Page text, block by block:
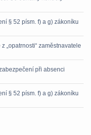
§ 52 písm. f) a g) zákoníku
„opatrnosti“ zaměstnavatele
při absenci
§ 52 písm. f) a g) zákoníku